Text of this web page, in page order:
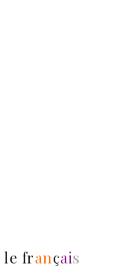
le français